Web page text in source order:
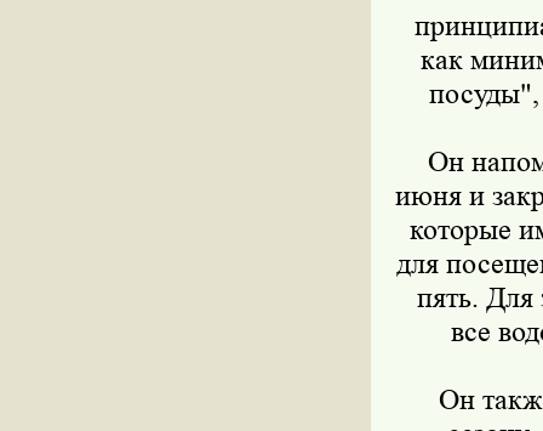
как
Он
июня и
которые
для
пять. Для
все
Он